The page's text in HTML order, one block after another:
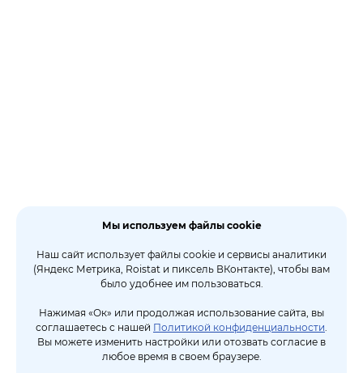
Мы используем файлы cookie
Наш сайт использует файлы cookie и сервисы аналитики
(Яндекс Метрика, Roistat и пиксель ВКонтакте), чтобы вам
было удобнее им пользоваться.
Нажимая «Ок» или продолжая использование сайта, вы
соглашаетесь с нашей Политикой конфиденциальности.
Вы можете изменить настройки или отозвать согласие в
любое время в своем браузере.